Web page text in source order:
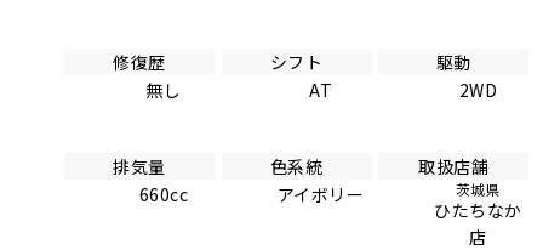
修復歴
無し
シフト
AT
駆動
2WD
排気量
660cc
色系統
アイボリー
取扱店舗
茨城県
ひたちなか
店